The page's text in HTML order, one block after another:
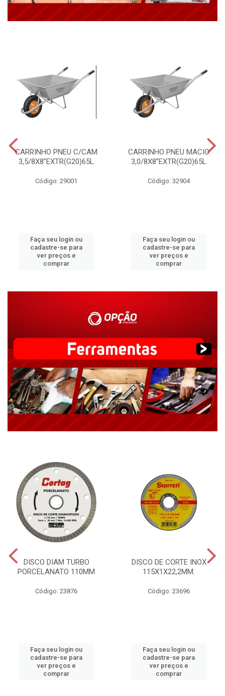
CARRINHO PNEU C/CAM
3,5/8X8”EXTR(G20)65L
Código: 29001
Faça seu login ou
cadastre-se para
ver preços e
comprar
CARRINHO PNEU MACIC
3,0/8X8”EXTR(G20)65L
Código: 32904
Faça seu login ou
cadastre-se para
ver preços e
comprar
DISCO DIAM TURBO
PORCELANATO 110MM
Código: 23876
Faça seu login ou
cadastre-se para
ver preços e
comprar
DISCO DE CORTE INOX
115X1X22,2MM.
Código: 23696
Faça seu login ou
cadastre-se para
ver preços e
comprar